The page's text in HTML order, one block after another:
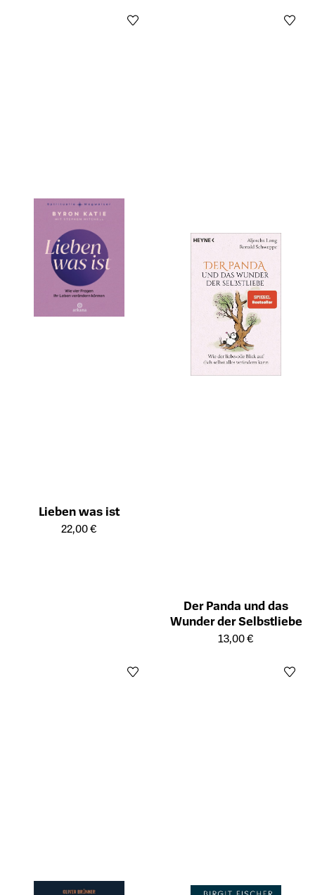
Lieben was ist
Öffnet die Detailseite des Produkts
22,00 €
Der Panda und das
Wunder der Selbstliebe
Öffnet die Detailseite des
13,00 €